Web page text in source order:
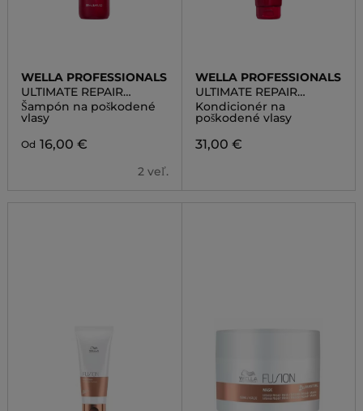
WELLA PROFESSIONALS
ULTIMATE REPAIR
SHAMPOO
Šampón na poškodené
vlasy
Od 16,00 €
2 veľ.
WELLA PROFESSIONALS
ULTIMATE REPAIR
CONDITIONER
Kondicionér na
poškodené vlasy
31,00 €